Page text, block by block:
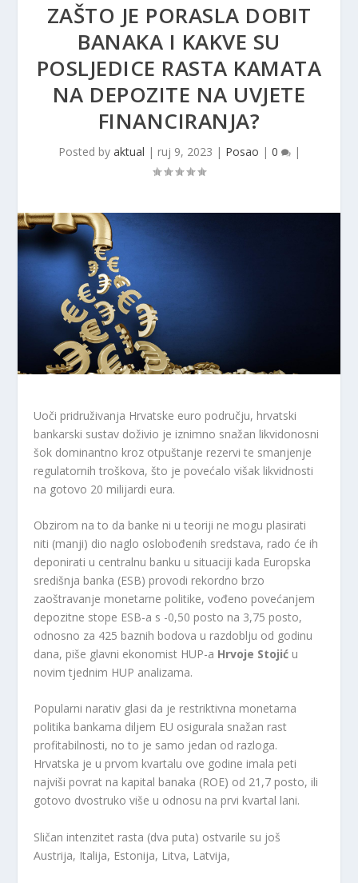
ZAŠTO JE PORASLA DOBIT
BANAKA I KAKVE SU
POSLJEDICE RASTA KAMATA
NA DEPOZITE NA UVJETE
FINANCIRANJA?
Posted by aktual | ruj 9, 2023 | Posao | 0 |
Uoči pridruživanja Hrvatske euro području, hrvatski
bankarski sustav doživio je iznimno snažan likvidonosni
šok dominantno kroz otpuštanje rezervi te smanjenje
regulatornih troškova, što je povećalo višak likvidnosti
na gotovo 20 milijardi eura.
Obzirom na to da banke ni u teoriji ne mogu plasirati
niti (manji) dio naglo oslobođenih sredstava, rado će ih
deponirati u centralnu banku u situaciji kada Europska
središnja banka (ESB) provodi rekordno brzo
zaoštravanje monetarne politike, vođeno povećanjem
depozitne stope ESB-a s -0,50 posto na 3,75 posto,
odnosno za 425 baznih bodova u razdoblju od godinu
dana, piše glavni ekonomist HUP-a Hrvoje Stojić u
novim tjednim HUP analizama.
Popularni narativ glasi da je restriktivna monetarna
politika bankama diljem EU osigurala snažan rast
profitabilnosti, no to je samo jedan od razloga.
Hrvatska je u prvom kvartalu ove godine imala peti
najviši povrat na kapital banaka (ROE) od 21,7 posto, ili
gotovo dvostruko više u odnosu na prvi kvartal lani.
Sličan intenzitet rasta (dva puta) ostvarile su još
Austrija, Italija, Estonija, Litva, Latvija,